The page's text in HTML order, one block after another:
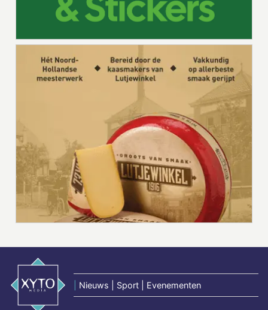
Nieuws | Sport | Evenementen